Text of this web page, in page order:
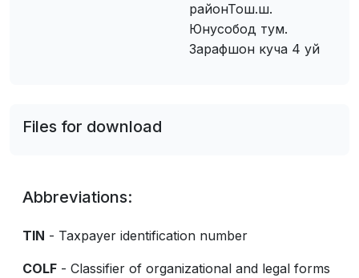
районТош.ш.
Юнусобод тум.
Зарафшон куча 4 уй
Files for download
Abbreviations:
TIN - Taxpayer identification number
COLF - Classifier of organizational and legal forms